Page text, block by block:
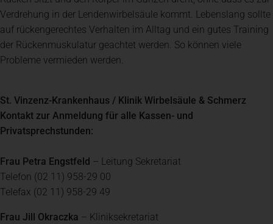
Verdrehung in der Lendenwirbelsäule kommt. Lebenslang sollte
auf rückengerechtes Verhalten im Alltag und ein gutes Training
der Rückenmuskulatur geachtet werden. So können viele
Probleme vermieden werden.
St. Vinzenz-Krankenhaus / Klinik Wirbelsäule & Schmerz
Kontakt zur Anmeldung für alle Kassen- und
Privatsprechstunden:
Frau Petra Engstfeld – Leitung Sekretariat
Telefon (02 11) 958-29 00
Telefax (02 11) 958-29 49
Frau Jill Okraczka – Kliniksekretariat